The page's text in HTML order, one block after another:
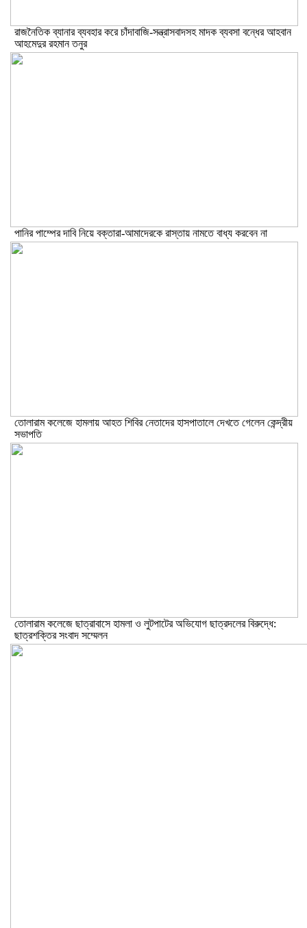
রাজনৈতিক ব্যানার ব্যবহার করে চাঁদাবাজি-সন্ত্রাসবাদসহ মাদক ব্যবসা বন্ধের আহবান
আহমেদুর রহমান তনুর
পানির পাম্পের দাবি নিয়ে বক্তারা-আমাদেরকে রাস্তায় নামতে বাধ্য করবেন না
তোলারাম কলেজে হামলায় আহত শিবির নেতাদের হাসপাতালে দেখতে গেলেন কেন্দ্রীয়
সভাপতি
তোলারাম কলেজে ছাত্রাবাসে হামলা ও লুটপাটের অভিযোগ ছাত্রদলের বিরুদ্ধে:
ছাত্রশক্তির সংবাদ সম্মেলন